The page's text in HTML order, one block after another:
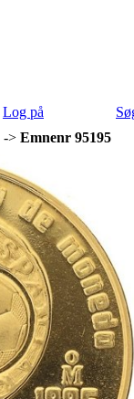
Log på
-> Emnenr 95195